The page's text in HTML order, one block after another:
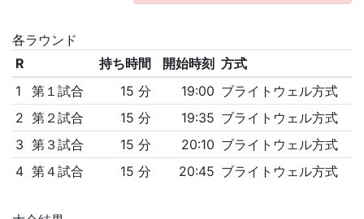
各ラウンド
R
持ち時間 開始時刻 方式
1
第１試合 15 分 19:00 ブライトウェル方式
2 第２試合 15 分 19:35 ブライトウェル方式
3 第３試合 15 分 20:10 ブライトウェル方式
4 第４試合 15 分 20:45 ブライトウェル方式